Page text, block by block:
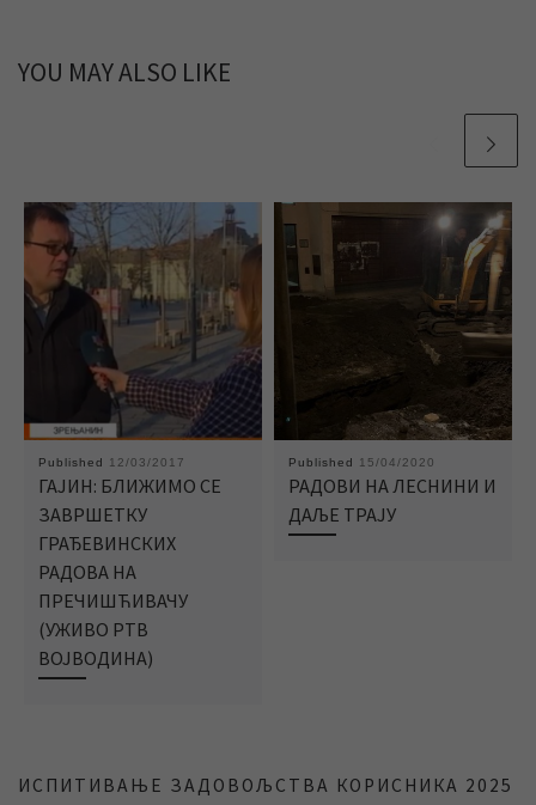
YOU MAY ALSO LIKE
Published 12/03/2017
ГАЈИН: БЛИЖИМО СЕ
ЗАВРШЕТКУ
ГРАЂЕВИНСКИХ
РАДОВА НА
ПРЕЧИШЋИВАЧУ
(УЖИВО РТВ
ВОЈВОДИНА)
Published 15/04/2020
РАДОВИ НА ЛЕСНИНИ И
ДАЉЕ ТРАЈУ
ИСПИТИВАЊЕ ЗАДОВОЉСТВА КОРИСНИКА 2025